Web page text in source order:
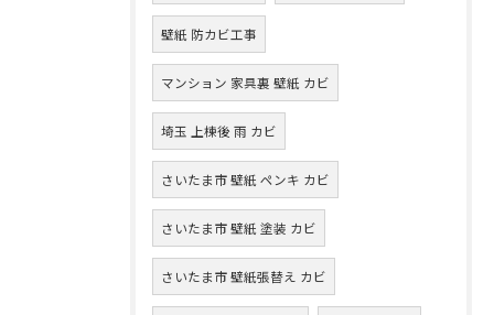
壁紙 防カビ工事
マンション 家具裏 壁紙 カビ
埼玉 上棟後 雨 カビ
さいたま市 壁紙 ペンキ カビ
さいたま市 壁紙 塗装 カビ
さいたま市 壁紙張替え カビ